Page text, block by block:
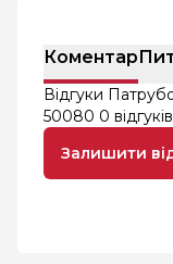
Коментар
Відгуки
50080 0 відгуків
Залишити